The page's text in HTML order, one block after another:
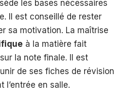
les bases nécessaires
Il est conseillé de rester
sa motivation. La maîtrise
à la matière fait
la note finale. Il est
de ses fiches de révision
l’entrée en salle.